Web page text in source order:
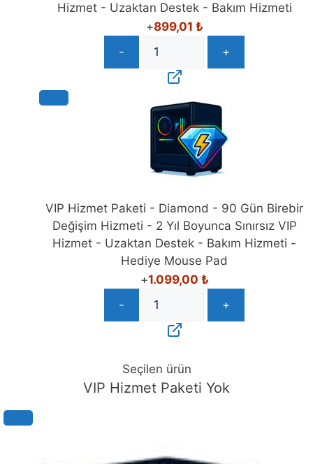
Hizmet - Uzaktan Destek - Bakım Hizmeti
+899,01 ₺
-
+
VIP Hizmet Paketi - Diamond - 90 Gün Birebir
Değişim Hizmeti - 2 Yıl Boyunca Sınırsız VIP
Hizmet - Uzaktan Destek - Bakım Hizmeti -
Hediye Mouse Pad
+1.099,00 ₺
-
+
Seçilen ürün
VIP Hizmet Paketi Yok